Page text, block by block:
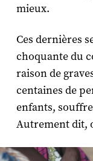
mieux.
Ces dernières
choquante du
raison de
centaines de
enfants,
Autrement dit,